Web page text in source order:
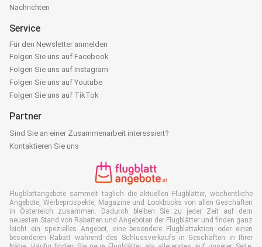
Nachrichten
Service
Für den Newsletter anmelden
Folgen Sie uns auf Facebook
Folgen Sie uns auf Instagram
Folgen Sie uns auf Youtube
Folgen Sie uns auf TikTok
Partner
Sind Sie an einer Zusammenarbeit interessiert?
Kontaktieren Sie uns
Flugblattangebote sammelt täglich die aktuellen Flugblätter, wöchentliche
Angebote, Werbeprospekte, Magazine und Lookbooks von allen Geschäften
in Österreich zusammen. Dadurch bleiben Sie zu jeder Zeit auf dem
neuesten Stand von Rabatten und Angeboten der Flugblätter und finden ganz
leicht ein spezielles Angebot, eine besondere Flugblattaktion oder einen
besonderen Rabatt während des Schlussverkaufs in Geschäften in Ihrer